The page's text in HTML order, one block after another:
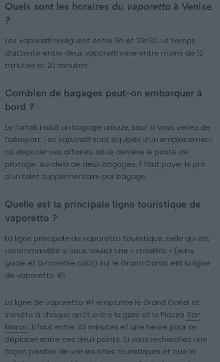
Quels sont les horaires du vaporetto à Venise
?
Les vaporettinaviguent entre 5h et 23h30. Le temps
d’attente entre deux vaporettivarie entre moins de 10
minutes et 20 minutes.
Combien de bagages peut-on embarquer à
bord ?
Le forfait inclut un bagage unique, sauf si vous venez de
l’aéroport. Les vaporettisont équipés d’un emplacement
où déposer ses affaires, situé derrière le poste de
pilotage. Au-delà de deux bagages, il faut payer le prix
d’un billet supplémentaire par bagage.
Quelle est la principale ligne touristique de
vaporetto ?
La ligne principale de vaporetto touristique, celle qui est
recommandée si vous voulez une « croisière » (sans
guide et à moindre coût) sur le Grand Canal, est la ligne
de vaporetto #1.
La ligne de vaporetto #1 emprunte le Grand Canal et
s’arrête à chaque arrêt entre la gare et la Piazza San
Marco. Il faut entre 45 minutes et une heure pour se
déplacer entre ces deux points. Si vous recherchez une
façon paisible de voir les sites touristiques et que la